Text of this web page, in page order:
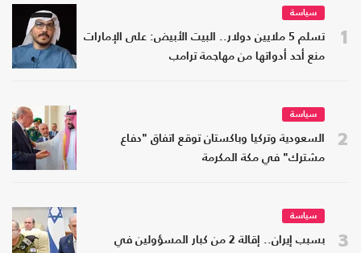
1
سياسة
تسلم 5 ملايين دولار.. البيت الأبيض: على الإمارات
منع أحد أدواتها من مهاجمة ترامب
2
سياسة
السعودية وتركيا وباكستان توقع اتفاق "دفاع
مشترك" في مكة المكرمة
3
سياسة
بسبب إيران.. إقالة 2 من كبار المسؤولين في